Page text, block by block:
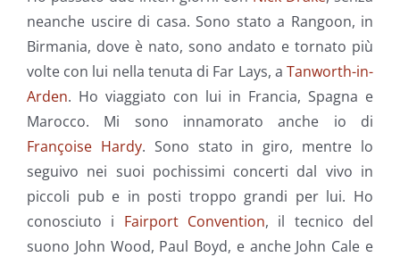
neanche uscire di casa. Sono stato a Rangoon, in
Birmania, dove è nato, sono andato e tornato più
volte con lui nella tenuta di Far Lays, a Tanworth-in-
Arden. Ho viaggiato con lui in Francia, Spagna e
Marocco. Mi sono innamorato anche io di
Françoise Hardy. Sono stato in giro, mentre lo
seguivo nei suoi pochissimi concerti dal vivo in
piccoli pub e in posti troppo grandi per lui. Ho
conosciuto i Fairport Convention, il tecnico del
suono John Wood, Paul Boyd, e anche John Cale e